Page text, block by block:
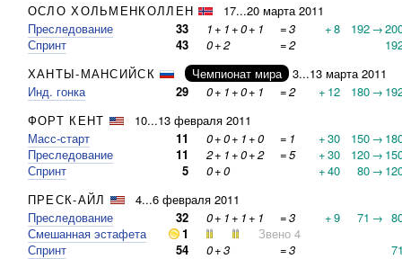
ОСЛО ХОЛЬМЕНКОЛЛЕН
17...20 марта 2011
Преследование
33 1+ 1+0+ 1 =3 +8 192→
Спринт
43 0+2 =2
ХАНТЫ-МАНСИЙСК
Чемпионат мира
3...13 марта 2011
Инд. гонка
29 0+ 1+0+ 1 =2 + 12 180→
ФОРТ КЕНТ
10...13 февраля 2011
Масс-старт
11 0+0+ 1+0 = 1 +30 150→
Преследование
11 2+ 1+0+2 =5 +30 120→
Спринт
5 0+0 +40 80→
ПРЕСК-АЙЛ
4...6 февраля 2011
Преследование
32 0+ 1+ 1+ 1 =3 +9 71 →
Смешанная эстафета
1
Звено 4
Спринт
54 0+3 =3